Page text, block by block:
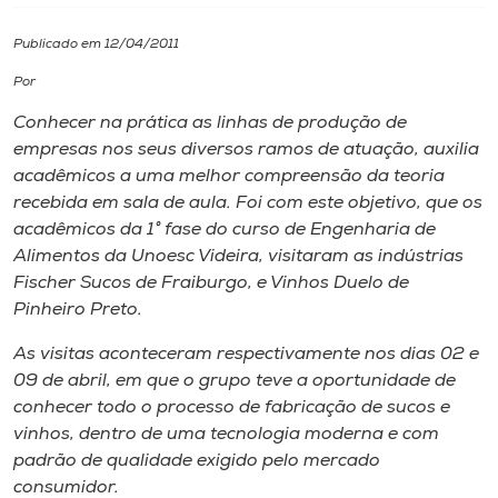
Diplomados
CPA
Biblioteca
Editora
Rádio
Museu
Publicado em 12/04/2011
Por
Conhecer na prática as linhas de produção de
empresas nos seus diversos ramos de atuação, auxilia
acadêmicos a uma melhor compreensão da teoria
recebida em sala de aula. Foi com este objetivo, que os
acadêmicos da 1° fase do curso de Engenharia de
Alimentos da Unoesc Videira, visitaram as indústrias
Fischer Sucos de Fraiburgo, e Vinhos Duelo de
Pinheiro Preto.
As visitas aconteceram respectivamente nos dias 02 e
09 de abril, em que o grupo teve a oportunidade de
conhecer todo o processo de fabricação de sucos e
vinhos, dentro de uma tecnologia moderna e com
padrão de qualidade exigido pelo mercado
consumidor.